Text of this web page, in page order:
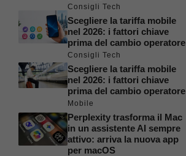
Consigli Tech
Scegliere la tariffa mobile
nel 2026: i fattori chiave
prima del cambio operatore
Consigli Tech
Scegliere la tariffa mobile
nel 2026: i fattori chiave
prima del cambio operatore
Mobile
Perplexity trasforma il Mac
in un assistente AI sempre
attivo: arriva la nuova app
per macOS